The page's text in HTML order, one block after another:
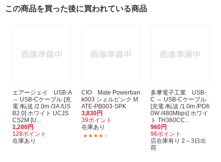
この商品を買った後に買われている商品
エアージェイ USB-A
⇔ USB-Cケーブル [充
電 /転送 /2.0m /3A /US
B2.0] ホワイト UCJS
CS2M [U...
1,280円
128ポイント
在庫あり
CIO Mate Powerban
k003 シェルピンク M
ATE-PB003-SPK
3,830円
39ポイント
在庫あり
多摩電子工業 USB-
C ⇔ USB-Cケーブル
[充電 /転送 /1.0m /PD6
0W /480Mbps] ホワイ
ト TH360CC...
960円
96ポイント
店在庫有り 2～3日出
荷